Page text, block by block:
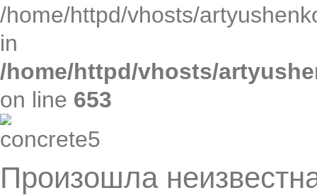
/home/httpd/vhosts/
in
/home/httpd/vhosts/
on line 653
Произошла